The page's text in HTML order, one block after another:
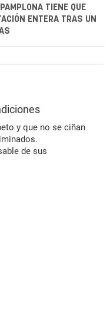
TIENE QUE
ENTERA TRAS UN
y que no se ciñan
de sus